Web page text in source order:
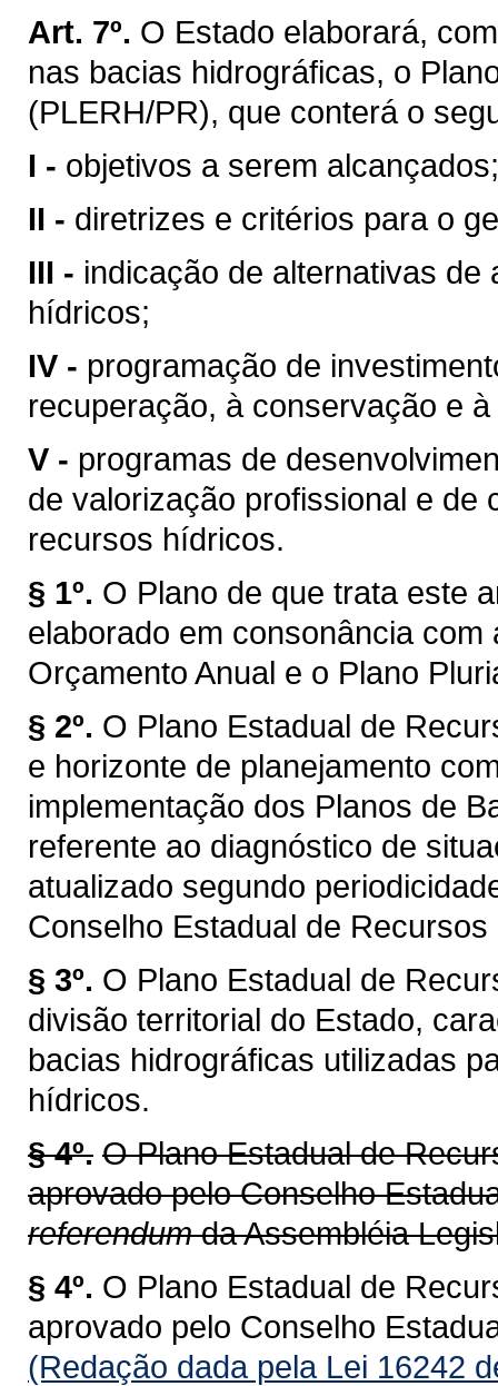
Art. 7º. O Estado elaborará,
nas bacias hidrográficas, o
(PLERH/PR), que conterá o
I - objetivos a serem alcançados;
II - diretrizes e critérios para o
III - indicação de alternativas
hídricos;
IV - programação de
recuperação, à conservação e
V - programas de
de valorização profissional e de
recursos hídricos.
§ 1º. O Plano de que trata este
elaborado em consonância
Orçamento Anual e o Plano
§ 2º. O Plano Estadual de
e horizonte de planejamento
implementação dos Planos de
referente ao diagnóstico de
atualizado segundo
Conselho Estadual de
§ 3º. O Plano Estadual de
divisão territorial do Estado,
bacias hidrográficas utilizadas
hídricos.
§ 4º. O Plano Estadual de
aprovado pelo Conselho
referendumda Assembléia
§ 4º. O Plano Estadual de
aprovado pelo Conselho
(Redação dada pela Lei 16242